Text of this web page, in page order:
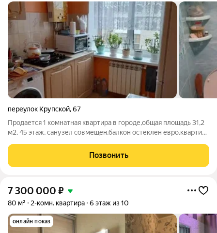
переулок Крупской,67
Продается 1 комнатная квартира в городе,общая площадь 31,2
м2, 45 этаж, санузел совмещен,балкон остеклен евро,квартира
Позвонить
7 300 000 ₽
80 м² 2-комн. квартира 6 этаж из 10
онлайн показ